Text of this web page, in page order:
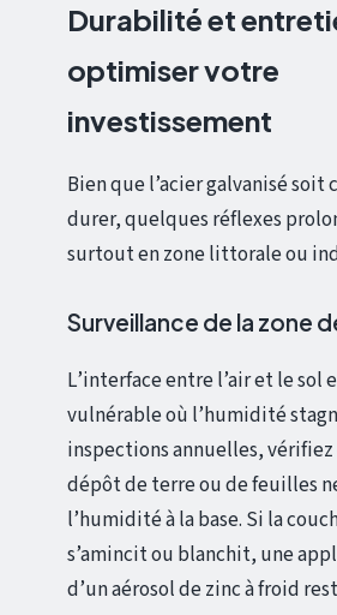
Durabilité et
optimiser votre
investissement
Bien que l’acier galvanisé soit
durer, quelques réflexes
surtout en zone littorale ou
Surveillance de la zone
L’interface entre l’air et le sol
vulnérable où l’humidité
inspections annuelles, vérifiez
dépôt de terre ou de feuilles
l’humidité à la base. Si la
s’amincit ou blanchit, une
d’un aérosol de zinc à froid